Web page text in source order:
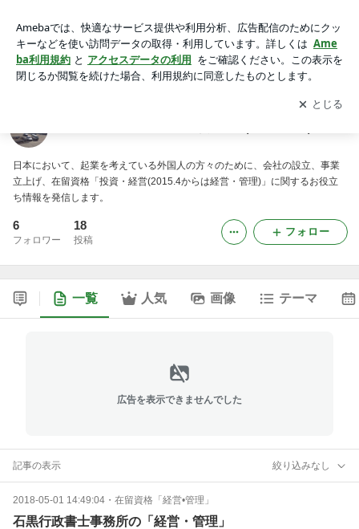
アプリをダウンロードして ブログの更新通知
を受け取りまし
ょう。
開く
日本において、起業を考えている外国人の方々のために、会社の設立、事業
立上げ、在留資格「投資・経営(2015.4からは経営・管理)」に関するお役立
ち情報を発信します。
6
フォロワー
18
投稿
フォロー
一覧 人気 画像 テーマ
広告を表示できませんでした
記事の表示 絞り込みなし
2018-05-01 14:49:04 ・ 在留資格「経営•管理」
石黒行政書士事務所の「経営・管理」